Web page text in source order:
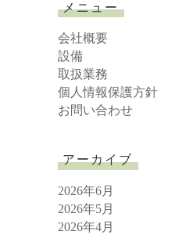
c
h
メニュー
会社概要
設備
取扱業務
個人情報保護方針
お問い合わせ
アーカイブ
2026年6月
2026年5月
2026年4月